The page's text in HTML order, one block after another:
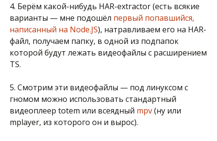
4. Берём какой-нибудь HAR-extractor (есть всякие
варианты — мне подошёл первый попавшийся,
написанный на Node.JS), натравливаем его на HAR-
файл, получаем папку, в одной из подпапок
которой будут лежать видеофайлы с расширением
TS.
5. Смотрим эти видеофайлы — под линуксом с
гномом можно использовать стандартный
видеоплеер totem или всеядный mpv(ну или
mplayer, из которого он и вырос).